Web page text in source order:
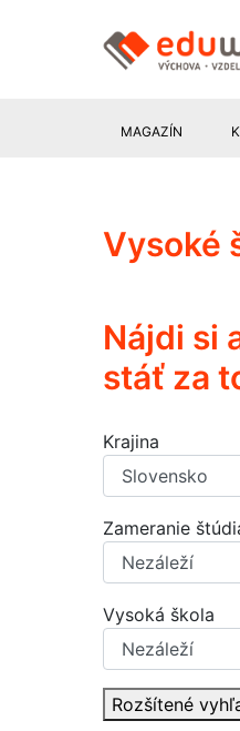
MAGAZÍN
Vysoké
Nájdi si
stáť za
Krajina
Zameranie
Vysoká škola
Rozšítené